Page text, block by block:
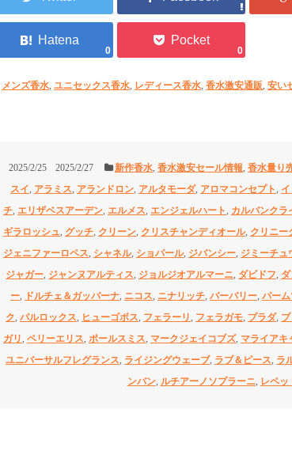
0 0
メンズ香水,ユニセックス香水, レディース香水,香水激安通販,安い
2025/2/25 2025/2/27 新作香水, 香水激安セール情報, 香水量り
スイ, アラミス, アランドロン, アルタモーダ, アロマコンセプト,
チ, エリザベスアーデン, エルメス, エンジェルハート, カルバンクラ
ギラロッシュ, グッチ, クリーン, クリスチャンディオール, クリニー
ジェニファーロペス, シャネル, ショパール, ジバンシー, ジミーチュ
ジャガー, ジャンヌアルティス, ジョルジオアルマーニ, ダビドフ,
ー, ドルチェ＆ガッバーナ, ニコス, ニナリッチ, バーバリー, パー
ク, パルロックス, ヒューゴボス, フェラーリ, フェラガモ, プラダ,
ガリ, ペリーエリス, ポールスミス, マークジェイコブズ, マライアキ
ユニバーサルフレグランス, ライジングウェーブ, ラブ＆ピース, ラ
ンバン, ルチアーノソプラーニ, レペッ